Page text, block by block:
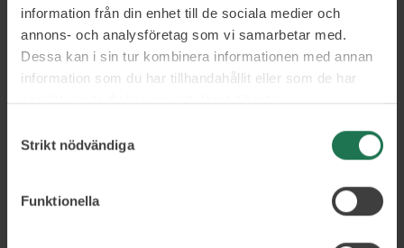
information från din enhet till de sociala medier och
annons- och analysföretag som vi samarbetar med.
Dessa kan i sin tur kombinera informationen med annan
information som du har tillhandahållit eller som de har
samlat in när du har använt deras tjänster.
Strikt nödvändiga
Funktionella
ett hållbart arbetsliv
Har du en fullbokad kalender och en uppgiftslista som aldrig
tar slut? Upplever du stress och saknar kontroll, som gör att
saker faller mellan stolarna? Upplever du den digitala
teamet visa dig möjligheterna och hur du kan komma igång
samt utveckla dina kunskaper i Copilot för att ta ditt arbete
Effektiv Nu får du nycklar till att nyttja digitala verktyg på
ett smartare sätt och ta din effektivitet till nästa nivå –